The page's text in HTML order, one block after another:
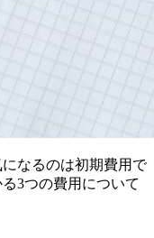
なるのは初期費用で
3つの費用について